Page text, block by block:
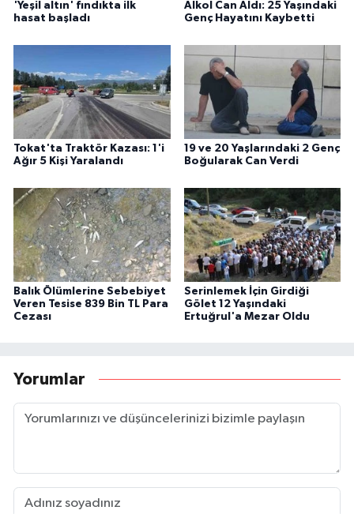
'Yeşil altın' fındıkta ilk
hasat başladı
Alkol Can Aldı: 25 Yaşındaki
Genç Hayatını Kaybetti
Tokat'ta Traktör Kazası: 1'i
Ağır 5 Kişi Yaralandı
19 ve 20 Yaşlarındaki 2 Genç
Boğularak Can Verdi
Balık Ölümlerine Sebebiyet
Veren Tesise 839 Bin TL Para
Cezası
Serinlemek İçin Girdiği
Gölet 12 Yaşındaki
Ertuğrul'a Mezar Oldu
Yorumlar